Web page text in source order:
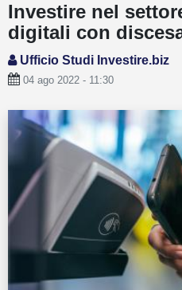
Webinar
Servizi
Trading
Education
Guide
Quotazioni
Conto IG
Guru Monitor
Stagionalità
Investire nel
digitali con
Ufficio Studi Investire.biz
04 ago 2022 - 11:30